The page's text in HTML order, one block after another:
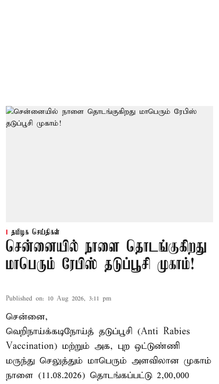
தமிழக செய்திகள்
சென்னையில் நாளை தொடங்குகிறது
மாபெரும் ரேபிஸ் தடுப்பூசி முகாம்!
Published on: 10 Aug 2026, 3:11 pm
சென்னை,
வெறிநாய்க்கடிநோய்த் தடுப்பூசி (Anti Rabies
Vaccination) மற்றும் அக, புற ஒட்டுண்ணி
மருந்து செலுத்தும் மாபெரும் அளவிலான முகாம்
நாளை (11.08.2026) தொடங்கப்பட்டு 2,00,000